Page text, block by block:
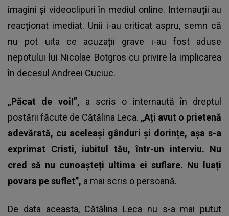
imagini și videoclipuri în mediul online. Internauții au
reacționat imediat. Unii i-au criticat aspru, semn că
nu pot uita ce acuzații grave i-au fost aduse
nepotului lui Nicolae Botgros cu privire la implicarea
în decesul Andreei Cuciuc.
„Păcat de voi!”, a scris o internaută în dreptul
postării făcute de Cătălina Leca. „Ați avut o prietenă
adevărată, cu aceleași gânduri și dorințe, așa s-a
exprimat Cristi, iubitul tău, într-un interviu. Nu
cred să nu cunoașteți ultima ei suflare. Nu luați
povara pe suflet”, a mai scris o persoană.
De data aceasta, Cătălina Leca nu s-a mai putut